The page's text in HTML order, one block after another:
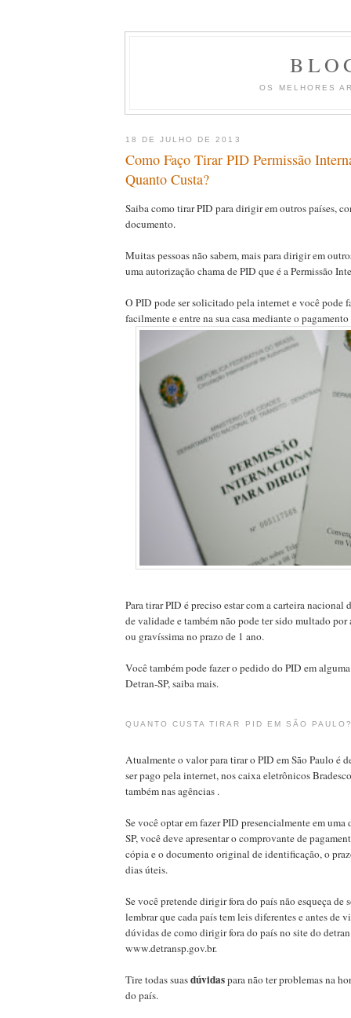
OS MELHORES
18 DE JULHO DE 2013
Como Faço Tirar PID Permissão
Quanto Custa?
Saiba como tirar PID para dirigir em outros países,
documento.
Muitas pessoas não sabem, mais para dirigir em
uma autorização chama de PID que é a Permissão
O PID pode ser solicitado pela internet e você pode
facilmente e entre na sua casa mediante o
Para tirar PID é preciso estar com a carteira nacional
de validade e também não pode ter sido multado
ou gravíssima no prazo de 1 ano.
Você também pode fazer o pedido do PID em
Detran-SP, saiba mais.
QUANTO CUSTA TIRAR PID EM SÃO
Atualmente o valor para tirar o PID em São Paulo é
ser pago pela internet, nos caixa eletrônicos
também nas agências .
Se você optar em fazer PID presencialmente em uma
SP, você deve apresentar o comprovante de
cópia e o documento original de identificação, o
dias úteis.
Se você pretende dirigir fora do país não esqueça de
lembrar que cada país tem leis diferentes e antes de
dúvidas de como dirigir fora do país no site do
www.detransp.gov.br.
Tire todas suasdúvidaspara não ter problemas na
do país.